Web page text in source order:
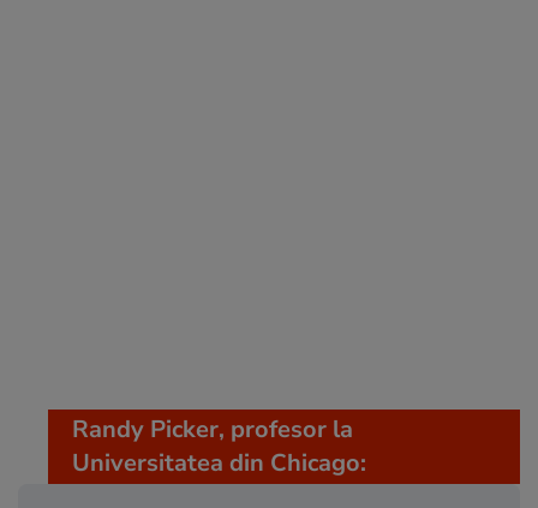
Randy Picker, profesor la
Universitatea din Chicago: